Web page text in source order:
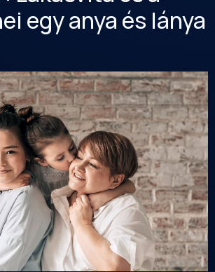
egy anya és lánya